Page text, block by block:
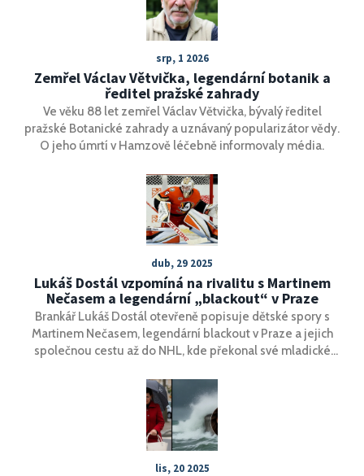
srp, 1 2026
Zemřel Václav Větvička, legendární botanik a
ředitel pražské zahrady
Ve věku 88 let zemřel Václav Větvička, bývalý ředitel
pražské Botanické zahrady a uznávaný popularizátor vědy.
O jeho úmrtí v Hamzově léčebně informovaly média.
dub, 29 2025
Lukáš Dostál vzpomíná na rivalitu s Martinem
Nečasem a legendární „blackout“ v Praze
Brankář Lukáš Dostál otevřeně popisuje dětské spory s
Martinem Nečasem, legendární blackout v Praze a jejich
společnou cestu až do NHL, kde překonal své mladické
lis, 20 2025